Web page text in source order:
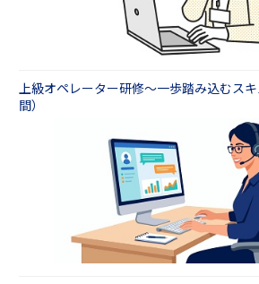
上級オペレーター研修～一歩踏み込むス
間）